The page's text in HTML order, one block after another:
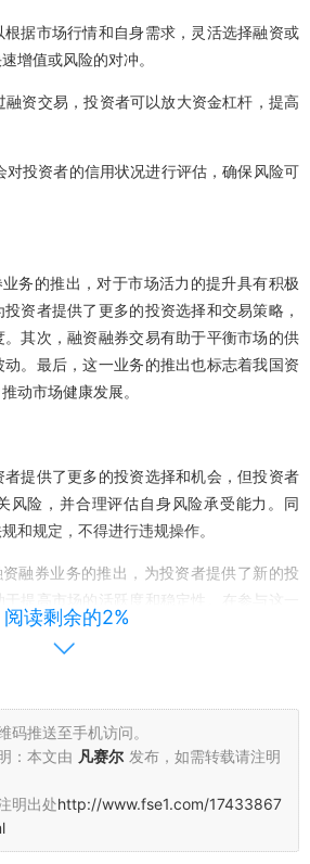
根据市场行情和自身需求，灵活选择融资或
增值或风险的对冲。
资交易，投资者可以放大资金杠杆，提高
对投资者的信用状况进行评估，确保风险可
务的推出，对于市场活力的提升具有积极
资者提供了更多的投资选择和交易策略，
其次，融资融券交易有助于平衡市场的供
。最后，这一业务的推出也标志着我国资
动市场健康发展。
提供了更多的投资选择和机会，但投资者
风险，并合理评估自身风险承受能力。同
和规定，不得进行违规操作。
融券业务的推出，为投资者提供了新的投
提高市场的活跃度和稳定性。在参与这一
解相关风险，并合理评估自身风险承受能
。我们期待这一业务能够为资本市场的发展
阅读剩余的2%
码推送至手机访问。
：本文由 凡赛尔 发布，如需转载请注明
明出处http://www.fse1.com/17433867